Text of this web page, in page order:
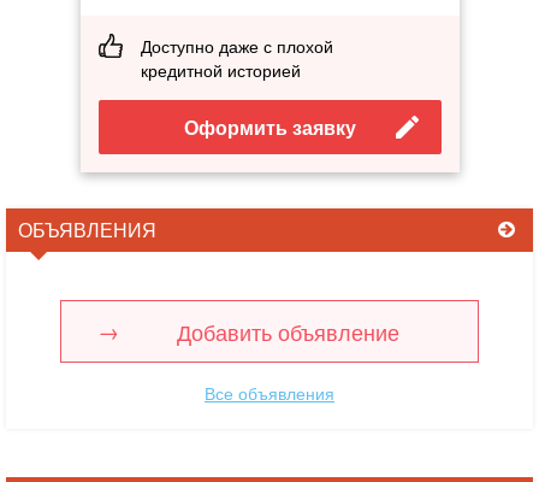
Доступно даже с плохой
кредитной историей
Оформить заявку
ОБЪЯВЛЕНИЯ
Добавить объявление
Все объявления